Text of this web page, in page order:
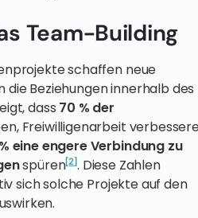
Team-Building
schaffen neue
die Beziehungen innerhalb des
dass 70 % der
Freiwilligenarbeit
eine engere Verbindung zu
spüren[2]. Diese Zahlen
sich solche Projekte auf den